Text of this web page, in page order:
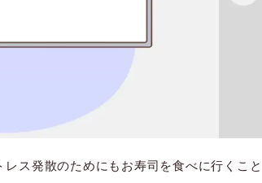
ス発散のためにもお寿司を食べに行くこと